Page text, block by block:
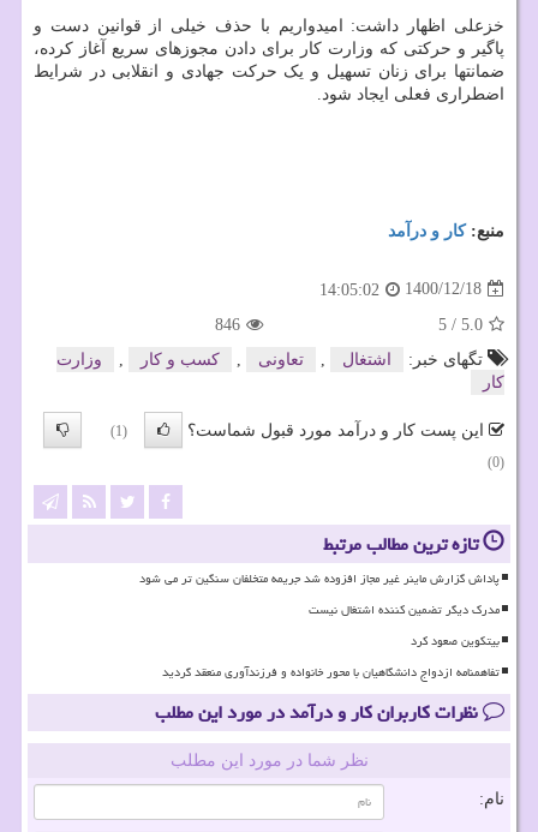
خزعلی اظهار داشت: امیدواریم با حذف خیلی از قوانین دست و
پاگیر و حرکتی که وزارت کار برای دادن مجوزهای سریع آغاز کرده،
ضمانتها برای زنان تسهیل و یک حرکت جهادی و انقلابی در شرایط
اضطراری فعلی ایجاد شود.
منبع:كار و درآمد
1400/12/18
14:05:02
5.0
/
5
846
تگهای خبر:
اشتغال , تعاونی , كسب و كار ,
وزارت
كار
این پست کار و درآمد مورد قبول شماست؟
(1)
(0)
تازه ترین مطالب مرتبط
پاداش گزارش ماینر غیر مجاز افزوده شد جریمه متخلفان سنگین تر می شود
مدرک دیگر تضمین کننده اشتغال نیست
بیتکوین صعود کرد
تفاهمنامه ازدواج دانشگاهیان با محور خانواده و فرزندآوری منعقد گردید
نظرات کاربران کار و درآمد در مورد این مطلب
نظر شما در مورد این مطلب
نام: